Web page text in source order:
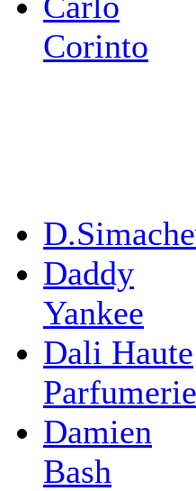
Corinto
Daddy
Yankee
Dali Haute
Parfumerie
Damien
Bash